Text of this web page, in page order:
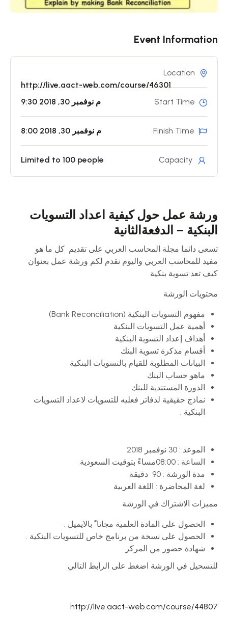
Event Information
Location
http://live.aact-web.com/course/46301
Start Time
9:30 م نوفمبر 30, 2018
Finish Time 8:00 م نوفمبر 30, 2018
Capacity
Limited to 100 people
ورشة عمل حول كيفية اعداد التسويات
البنكية – الدفعةالثانية
تسعى دائما مجلة المحاسب العربي على تقديم كل ما هو
مفيد للمحاسب العربي واليوم نقدم لكم ورشة عمل بعنوان
كيف تعد تسوية بنكية
محتويات الورشة
مفهوم التسويات البنكية (Bank Reconciliation)
أهمية عمل التسويات البنكية
أهداف إعداد التسوية البنكية
أقسام مذكرة تسوية البنك
البيانات المطلوبة للقيام بالتسويات البنكية
ماهو حساب البنك
الدورة المستندية للبنك
نماذج حقيقية لدفاتر فعليه للتسويات لاعداد التسويات
البنكية .
الموعد : 30 نوفمبر 2018
الساعة : 08:00مساءً بتوقيت السعودية
مدة الورشة : 90 دقيقة
لغة المحاضرة : اللغة العربية
مميزات الاشتراك في الورشة
الحصول على المادة العلمية مجانا ً بالايميل .
الحصول على نسخة من برنامج خاص للتسويات البنكية .
شهادة حضور من المركز
للتسحيل في الورشة اضغط على الرابط التالي
http://live.aact-web.com/course/44807